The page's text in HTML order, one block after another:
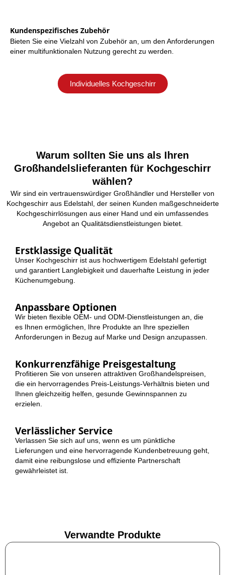
Kundenspezifisches Zubehör
Bieten Sie eine Vielzahl von Zubehör an, um den Anforderungen
einer multifunktionalen Nutzung gerecht zu werden.
Individuelles Kochgeschirr
Warum sollten Sie uns als Ihren
Großhandelslieferanten für Kochgeschirr
wählen?
Wir sind ein vertrauenswürdiger Großhändler und Hersteller von
Kochgeschirr aus Edelstahl, der seinen Kunden maßgeschneiderte
Kochgeschirrlösungen aus einer Hand und ein umfassendes
Angebot an Qualitätsdienstleistungen bietet.
Erstklassige Qualität
Unser Kochgeschirr ist aus hochwertigem Edelstahl gefertigt
und garantiert Langlebigkeit und dauerhafte Leistung in jeder
Küchenumgebung.
Anpassbare Optionen
Wir bieten flexible OEM- und ODM-Dienstleistungen an, die
es Ihnen ermöglichen, Ihre Produkte an Ihre speziellen
Anforderungen in Bezug auf Marke und Design anzupassen.
Konkurrenzfähige Preisgestaltung
Profitieren Sie von unseren attraktiven Großhandelspreisen,
die ein hervorragendes Preis-Leistungs-Verhältnis bieten und
Ihnen gleichzeitig helfen, gesunde Gewinnspannen zu
erzielen.
Verlässlicher Service
Verlassen Sie sich auf uns, wenn es um pünktliche
Lieferungen und eine hervorragende Kundenbetreuung geht,
damit eine reibungslose und effiziente Partnerschaft
gewährleistet ist.
Verwandte Produkte